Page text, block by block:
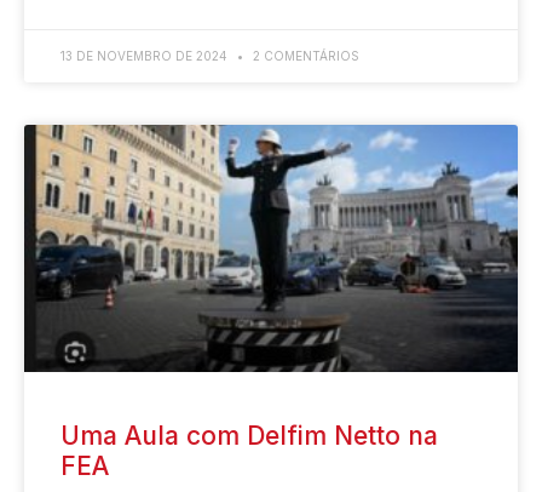
13 DE NOVEMBRO DE 2024 2 COMENTÁRIOS
Uma Aula com Delfim Netto na
FEA